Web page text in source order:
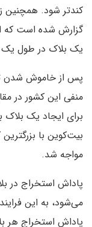
گزارش شده است که
یک بلاک در طول
پس از خاموش شدن
منفی این کشور در
بیت‌کوین با
مواجه شد.
پاداش استخراج در
می‌شود، به این